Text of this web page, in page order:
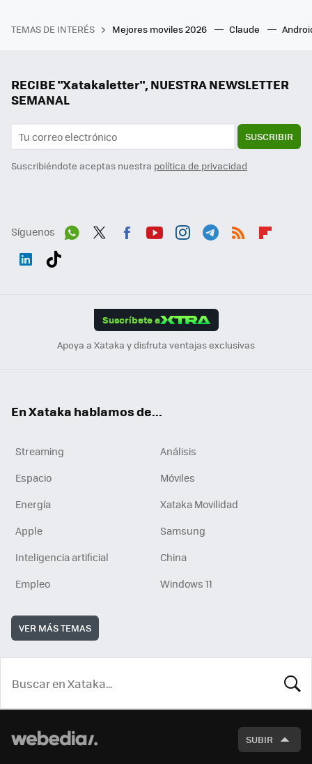
TEMAS DE INTERÉS Mejores moviles 2026 Claude
RECIBE "Xatakaletter", NUESTRA NEWSLETTER
SEMANAL
SUSCRIBIR
Suscribiéndote aceptas nuestra política de privacidad
Síguenos
Suscríbete a
Apoya a Xataka y disfruta ventajas exclusivas
En Xataka hablamos de...
Streaming
Análisis
Espacio
Móviles
Energía
Xataka Movilidad
Apple
Samsung
Inteligencia artificial
China
Empleo
Windows 11
VER MÁS TEMAS
SUBIR